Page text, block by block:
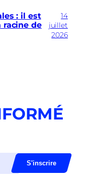
: il est
racine de
14
juillet
2026